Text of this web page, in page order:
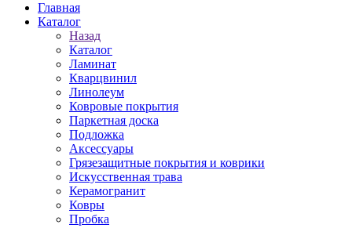
Главная
Каталог
Назад
Каталог
Ламинат
Кварцвинил
Линолеум
Ковровые покрытия
Паркетная доска
Подложка
Аксессуары
Грязезащитные покрытия и коврики
Искусственная трава
Керамогранит
Ковры
Пробка